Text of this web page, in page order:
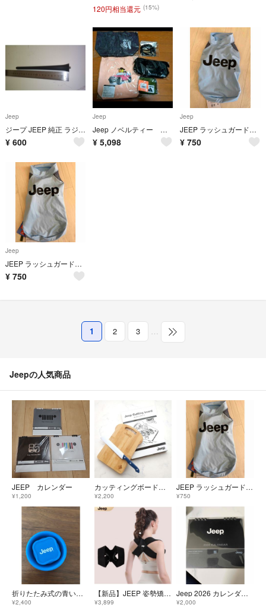
120円相当還元 (15%)
Jeep
ジープ JEEP 純正 ラジオアンテナ 18センチ
¥ 600
Jeep
Jeep ノベルティー バッグ
¥ 5,098
Jeep
JEEP ラッシュガード ドッグウェア
¥ 750
Jeep
JEEP ラッシュガード ドッグウェア ダックス
¥ 750
1 2 3 …
Jeepの人気商品
JEEP カレンダー
¥1,200
カッティングボード＆ブレッドナイフセット 食パン型
¥2,200
JEEP ラッシュガード ドッグウェア ダックス
¥750
折りたたみ式の青いシリコンカップ、Jeepのロゴ入り
¥2,400
【新品】JEEP 姿勢矯正ベルト 男女兼用 背筋サポーター 猫背矯正ベルト
¥3,899
Jeep 2026 カレンダー 2個セット
¥2,000